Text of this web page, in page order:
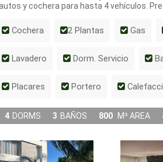
y cochera para hasta 4 vehículos.
Cochera 2 Plantas Gas
Lavadero Dorm. Servicio
Placares Portero
4 DORMS 3 BAÑOS 800 M² AREA